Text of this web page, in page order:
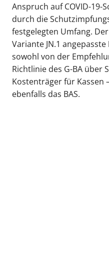
Anspruch auf COVID-19-
durch die
festgelegten Umfang. Der
Variante JN.1
sowohl von der
Richtlinie des G-BA über
Kostenträger für Kassen
ebenfalls das BAS.